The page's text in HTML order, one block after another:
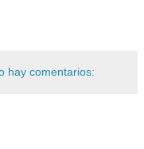
hay comentarios: